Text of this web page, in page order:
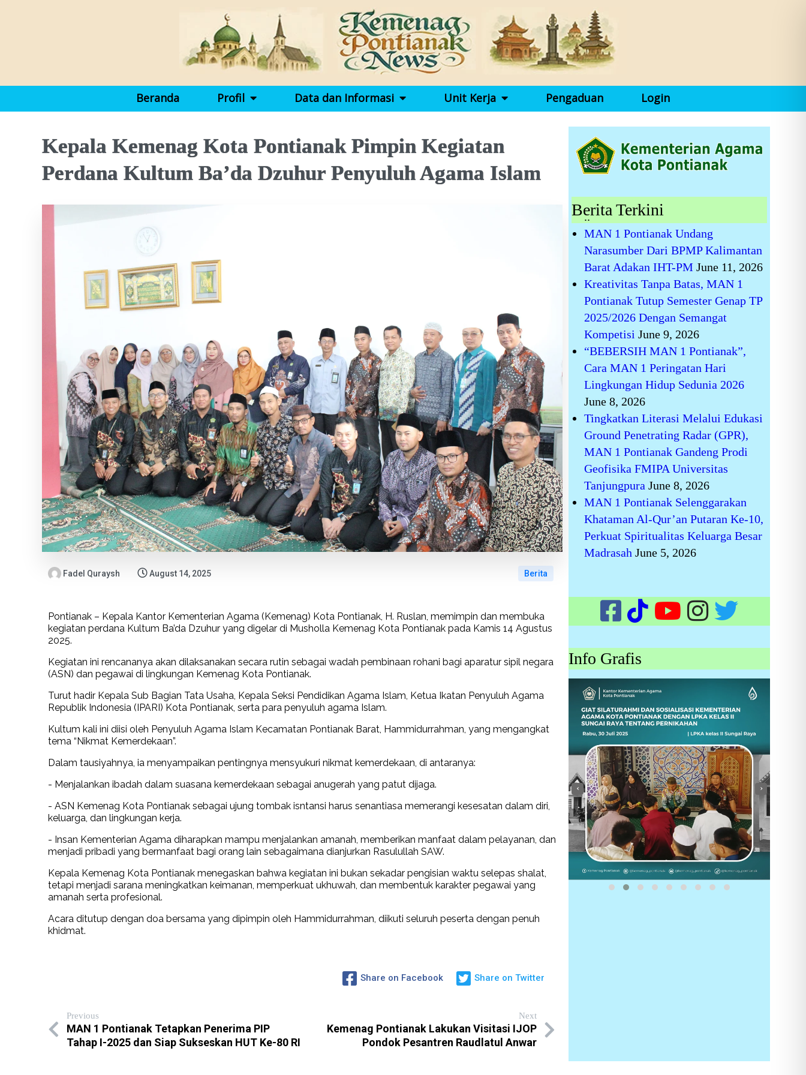
Beranda Profil Data dan Informasi Unit Kerja Pengaduan Login
Kepala Kemenag Kota Pontianak Pimpin Kegiatan
Perdana Kultum Ba’da Dzuhur Penyuluh Agama Islam
Fadel Quraysh August 14, 2025 Berita
Pontianak – Kepala Kantor Kementerian Agama (Kemenag) Kota Pontianak, H. Ruslan, memimpin dan membuka
kegiatan perdana Kultum Ba’da Dzuhur yang digelar di Musholla Kemenag Kota Pontianak pada Kamis 14 Agustus
2025.
Kegiatan ini rencananya akan dilaksanakan secara rutin sebagai wadah pembinaan rohani bagi aparatur sipil negara
(ASN) dan pegawai di lingkungan Kemenag Kota Pontianak.
Turut hadir Kepala Sub Bagian Tata Usaha, Kepala Seksi Pendidikan Agama Islam, Ketua Ikatan Penyuluh Agama
Republik Indonesia (IPARI) Kota Pontianak, serta para penyuluh agama Islam.
Kultum kali ini diisi oleh Penyuluh Agama Islam Kecamatan Pontianak Barat, Hammidurrahman, yang mengangkat
tema “Nikmat Kemerdekaan”.
Dalam tausiyahnya, ia menyampaikan pentingnya mensyukuri nikmat kemerdekaan, di antaranya:
- Menjalankan ibadah dalam suasana kemerdekaan sebagai anugerah yang patut dijaga.
- ASN Kemenag Kota Pontianak sebagai ujung tombak isntansi harus senantiasa memerangi kesesatan dalam diri,
keluarga, dan lingkungan kerja.
- Insan Kementerian Agama diharapkan mampu menjalankan amanah, memberikan manfaat dalam pelayanan, dan
menjadi pribadi yang bermanfaat bagi orang lain sebagaimana dianjurkan Rasulullah SAW.
Kepala Kemenag Kota Pontianak menegaskan bahwa kegiatan ini bukan sekadar pengisian waktu selepas shalat,
tetapi menjadi sarana meningkatkan keimanan, memperkuat ukhuwah, dan membentuk karakter pegawai yang
amanah serta profesional.
Acara ditutup dengan doa bersama yang dipimpin oleh Hammidurrahman, diikuti seluruh peserta dengan penuh
khidmat.
Share on Facebook Share on Twitter
Previous
MAN 1 Pontianak Tetapkan Penerima PIP
Tahap I-2025 dan Siap Sukseskan HUT Ke-80 RI
Next
Kemenag Pontianak Lakukan Visitasi IJOP
Pondok Pesantren Raudlatul Anwar
Berita Terkini
..
MAN 1 Pontianak Undang
Narasumber Dari BPMP Kalimantan
Barat Adakan IHT-PM June 11, 2026
Kreativitas Tanpa Batas, MAN 1
Pontianak Tutup Semester Genap TP
2025/2026 Dengan Semangat
Kompetisi June 9, 2026
“BEBERSIH MAN 1 Pontianak”,
Cara MAN 1 Peringatan Hari
Lingkungan Hidup Sedunia 2026
June 8, 2026
Tingkatkan Literasi Melalui Edukasi
Ground Penetrating Radar (GPR),
MAN 1 Pontianak Gandeng Prodi
Geofisika FMIPA Universitas
Tanjungpura June 8, 2026
MAN 1 Pontianak Selenggarakan
Khataman Al-Qur’an Putaran Ke-10,
Perkuat Spiritualitas Keluarga Besar
Madrasah June 5, 2026
Info Grafis
‹ ›